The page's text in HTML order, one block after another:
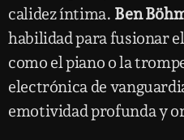
calidez íntima. Ben
habilidad para fusionar
como el piano o la
electrónica de
emotividad profunda y